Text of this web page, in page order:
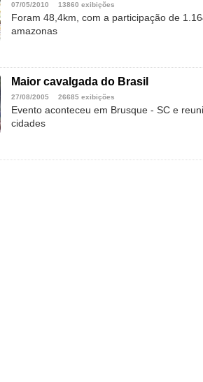
07/05/2010 13860 exibições
Foram 48,4km, com a participação de
amazonas
Maior cavalgada do Brasil
27/08/2005 26685 exibições
Evento aconteceu em Brusque - SC e
cidades